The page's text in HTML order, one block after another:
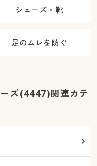
シューズ・靴
足のムレを防ぐ
ズ(4447)関連カテ